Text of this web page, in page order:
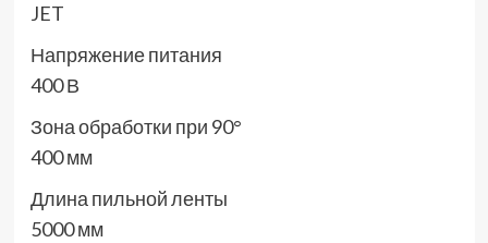
JET
Напряжение питания
400 В
Зона обработки при 90°
400 мм
Длина пильной ленты
5000 мм